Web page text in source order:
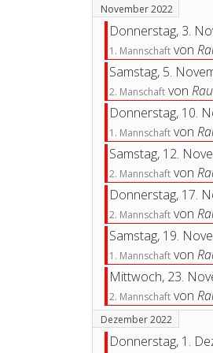
November 2022
Donnerstag, 3.
1. Mannschaft von
Samstag, 5.
2. Manschaft von
Donnerstag, 10.
1. Mannschaft von
Samstag, 12.
2. Mannschaft von
Donnerstag, 17.
2. Mannschaft von
Samstag, 19.
1. Mannschaft von
Mittwoch, 23.
2. Mannschaft von
Dezember 2022
Donnerstag, 1.